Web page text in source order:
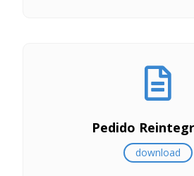
Pedido
download